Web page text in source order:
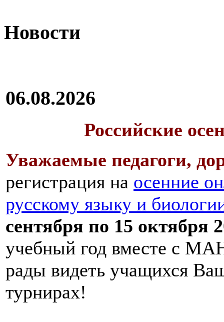
Новости
06.08.2026
Российские
Уважаемые педагоги,
регистрация на осенние
русскому языку и
сентября по 15 октября
учебный год вместе с
рады видеть учащихся
турнирах!